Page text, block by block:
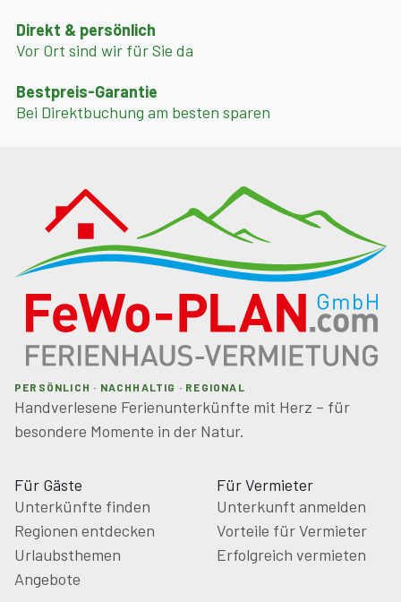
Direkt & persönlich
Vor Ort sind wir für Sie da
Bestpreis-Garantie
Bei Direktbuchung am besten sparen
PERSÖNLICH · NACHHALTIG · REGIONAL
Handverlesene Ferienunterkünfte mit Herz – für
besondere Momente in der Natur.
Für Gäste
Unterkünfte finden
Regionen entdecken
Urlaubsthemen
Angebote
Für Vermieter
Unterkunft anmelden
Vorteile für Vermieter
Erfolgreich vermieten